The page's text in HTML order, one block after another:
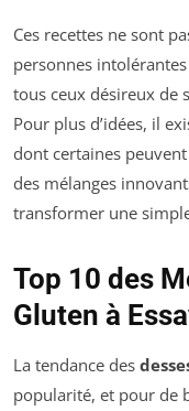
Ces recettes ne sont
personnes
tous ceux désireux de
Pour plus d’idées, il
dont certaines
des mélanges
transformer une
Top 10 des
Gluten à
La tendance des
popularité, et pour de